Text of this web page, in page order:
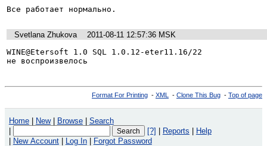
Все работает нормально.
Svetlana Zhukova
2011-08-11 12:57:36 MSK
WINE@Etersoft 1.0 SQL 1.0.12-eter11.16/22
не воспроизвелось
Format For Printing - XML - Clone This Bug - Top of page
Home New Browse
Search
[?] Reports
Help
New Account Log In Forgot Password